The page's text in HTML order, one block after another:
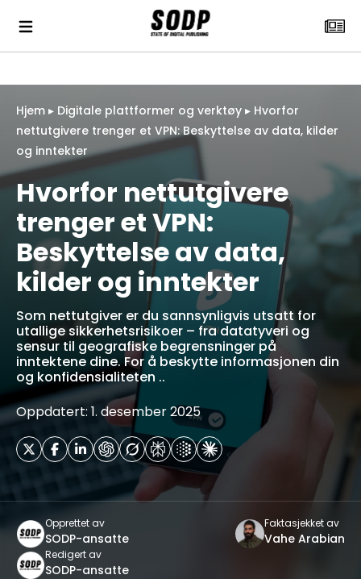
Hjem ▸ Digitale plattformer og verktøy ▸ Hvorfor
nettutgivere trenger et VPN: Beskyttelse av data, kilder
og inntekter
Hvorfor nettutgivere
trenger et VPN:
Beskyttelse av data,
kilder og inntekter
Som nettutgiver er du sannsynligvis utsatt for
utallige sikkerhetsrisikoer – fra datatyveri og
sensur til geografiske begrensninger på
inntektene dine. For å beskytte informasjonen din
og konfidensialiteten ..
Oppdatert: 1. desember 2025
Opprettet av
SODP-ansatte
Faktasjekket av
Vahe Arabian
Redigert av
SODP-ansatte